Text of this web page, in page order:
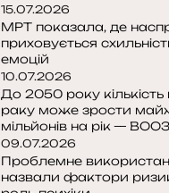
15.07.2026
МРТ показала, де
приховується
емоцій
10.07.2026
До 2050 року кількість
раку може зрости
мільйонів на рік — ВООЗ
09.07.2026
Проблемне
назвали фактори